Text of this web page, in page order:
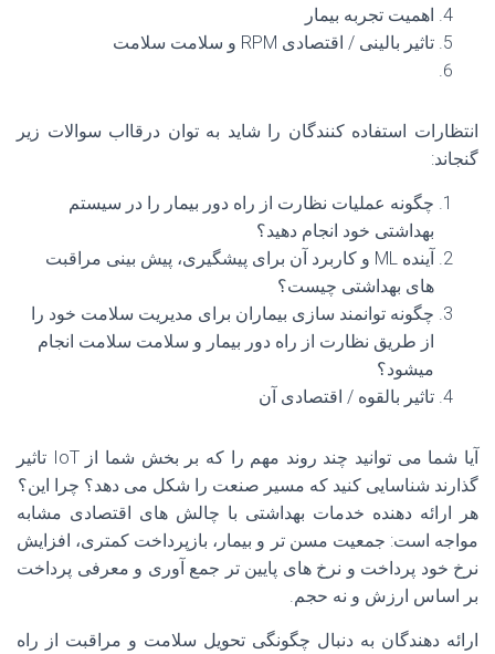
اهمیت تجربه بیمار
تاثیر بالینی / اقتصادی RPM و سلامت سلامت
انتظارات استفاده کنندگان را شاید به توان درقااب سوالات زیر
گنجاند:
چگونه عملیات نظارت از راه دور بیمار را در سیستم
بهداشتی خود انجام دهید؟
آینده ML و کاربرد آن برای پیشگیری، پیش بینی مراقبت
های بهداشتی چیست؟
چگونه توانمند سازی بیماران برای مدیریت سلامت خود را
از طریق نظارت از راه دور بیمار و سلامت سلامت انجام
میشود؟
تاثیر بالقوه / اقتصادی آن
آیا شما می توانید چند روند مهم را که بر بخش شما از IoT تاثیر
گذارند شناسایی کنید که مسیر صنعت را شکل می دهد؟ چرا این؟
هر ارائه دهنده خدمات بهداشتی با چالش های اقتصادی مشابه
مواجه است: جمعیت مسن تر و بیمار، بازپرداخت کمتری، افزایش
نرخ خود پرداخت و نرخ های پایین تر جمع آوری و معرفی پرداخت
بر اساس ارزش و نه حجم.
ارائه دهندگان به دنبال چگونگی تحویل سلامت و مراقبت از راه